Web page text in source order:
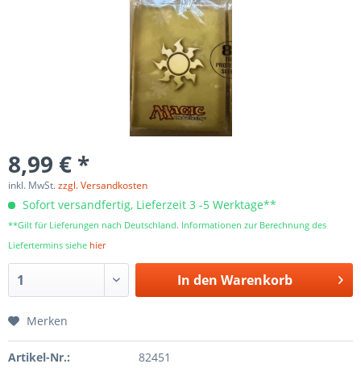
8,99 € *
inkl. MwSt.zzgl. Versandkosten
Sofort versandfertig, Lieferzeit 3 -5 Werktage**
**Gilt für Lieferungen nach Deutschland. Informationen zur Berechnung des
Liefertermins siehe hier
In den Warenkorb
Merken
Artikel-Nr.:
82451